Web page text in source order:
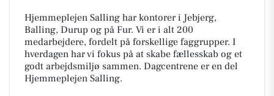
Hjemmeplejen Salling har kontorer i Jebjerg,
Balling, Durup og på Fur. Vi er i alt 200
medarbejdere, fordelt på forskellige faggrupper. I
hverdagen har vi fokus på at skabe fællesskab og et
godt arbejdsmiljø sammen. Dagcentrene er en del
Hjemmeplejen Salling.